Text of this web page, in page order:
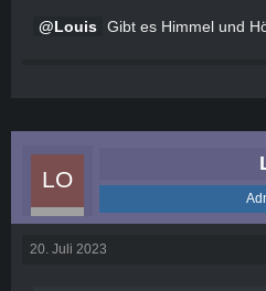
Louis Gibt es Himmel und
20. Juli 2023